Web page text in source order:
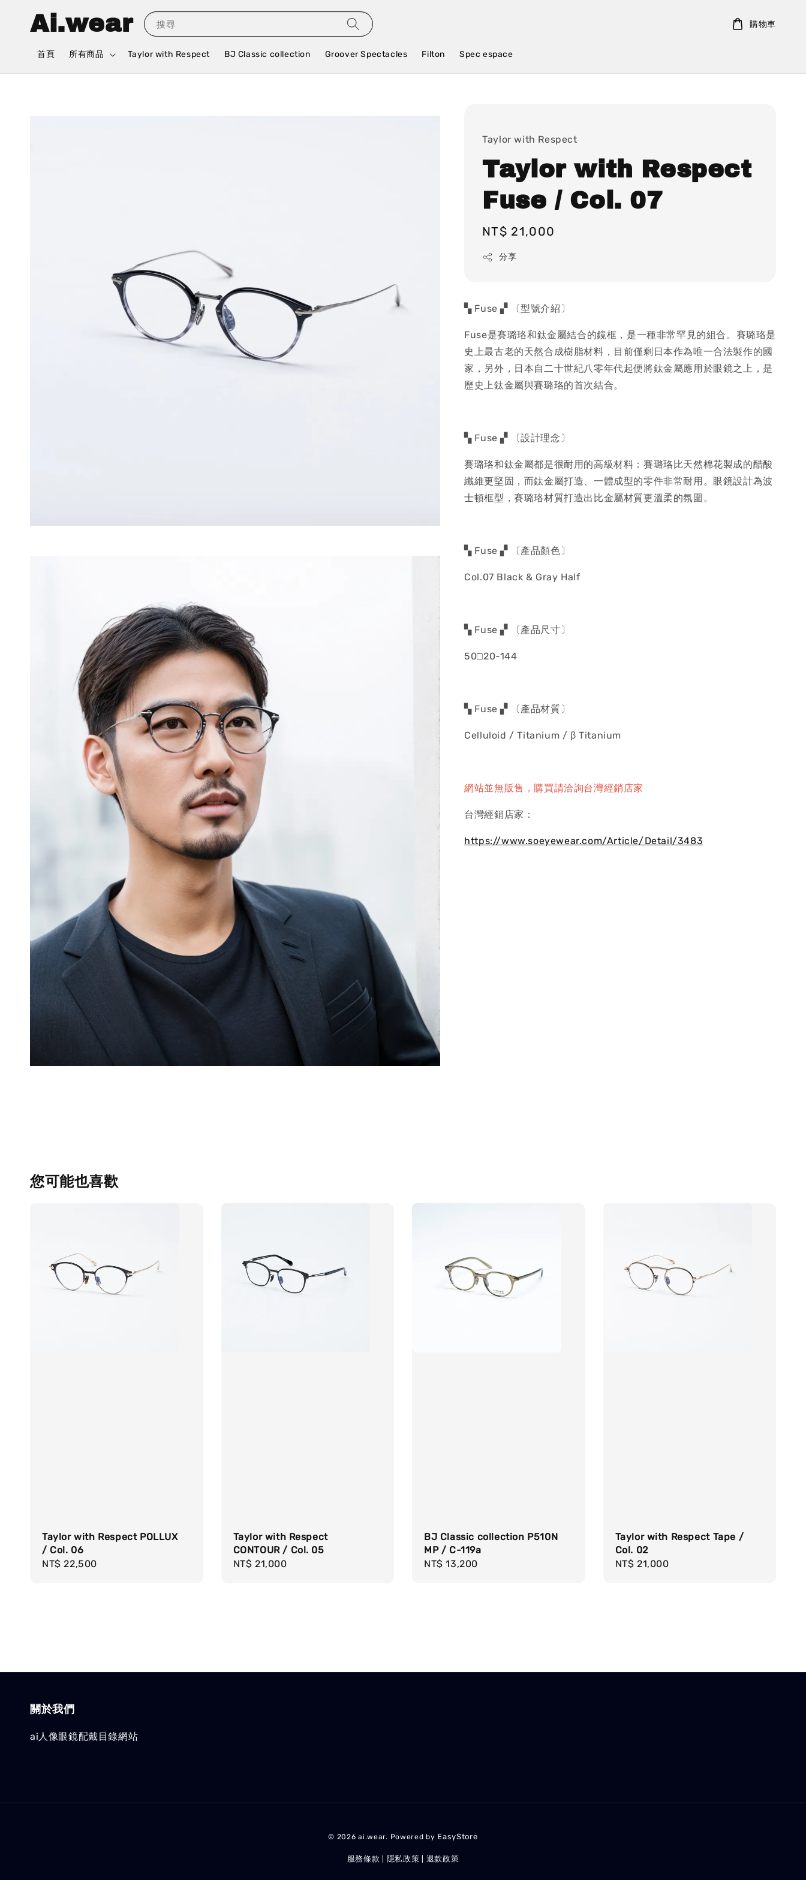
Ai.wear 搜尋
首頁 所有商品 Taylor with Respect BJ Classic collection Groover Spectacles Filton Spec espace
購物車
Taylor with Respect
Taylor with Respect
Fuse / Col. 07
Regular
price
NT$ 21,000
分享
▚ Fuse ▞ 〔型號介紹〕
Fuse是賽璐珞和鈦金屬結合的鏡框，是一種非常罕見的組合。賽璐珞是
史上最古老的天然合成樹脂材料，目前僅剩日本作為唯一合法製作的國
家，另外，日本自二十世紀八零年代起便將鈦金屬應用於眼鏡之上，是
歷史上鈦金屬與賽璐珞的首次結合。
▚ Fuse ▞ 〔設計理念〕
賽璐珞和鈦金屬都是很耐用的高級材料：賽璐珞比天然棉花製成的醋酸
纖維更堅固，而鈦金屬打造、一體成型的零件非常耐用。眼鏡設計為波
士頓框型，賽璐珞材質打造出比金屬材質更溫柔的氛圍。
▚ Fuse ▞ 〔產品顏色〕
Col.07 Black & Gray Half
▚ Fuse ▞ 〔產品尺寸〕
50□20-144
▚ Fuse ▞ 〔產品材質〕
Celluloid / Titanium / β Titanium
網站並無販售，購買請洽詢台灣經銷店家
台灣經銷店家：
https://www.soeyewear.com/Article/Detail/3483
您可能也喜歡
Taylor with Respect POLLUX
/ Col. 06
Regular
NT$ 22,500
Taylor with Respect
CONTOUR / Col. 05
Regular
NT$ 21,000
BJ Classic collection P510N
MP / C-119a
Regular
NT$ 13,200
Taylor with Respect Tape /
Col. 02
Regular
NT$ 21,000
關於我們
ai人像眼鏡配戴目錄網站
© 2026 ai.wear. Powered by EasyStore
服務條款 隱私政策 退款政策